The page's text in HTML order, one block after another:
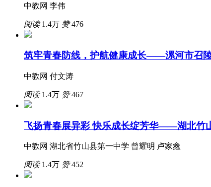
中教网 李伟
阅读1.4万 赞476
筑牢青春防线，护航健康成长——漯河市召
中教网 付文涛
阅读1.4万 赞467
飞扬青春展异彩 快乐成长绽芳华——湖北竹
中教网 湖北省竹山县第一中学 曾耀明 卢家鑫
阅读1.4万 赞452